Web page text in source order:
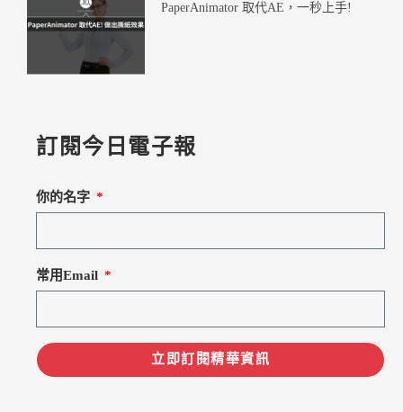
PaperAnimator 取代AE，一秒上手!
訂閱今日電子報
你的名字
常用Email
立即訂閱精華資訊